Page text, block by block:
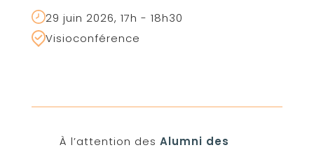
29 juin 2026, 17h - 18h30
Visioconférence
À l’attention des Alumni des